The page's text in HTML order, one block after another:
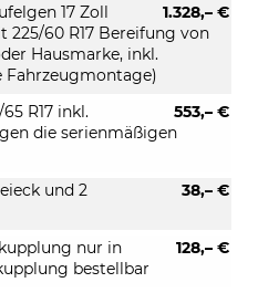
1.328,– €
17 Zoll
225/60 R17 Bereifung von
Hausmarke, inkl.
Fahrzeugmontage)
553,– €
R17 inkl.
die serienmäßigen
38,– €
und 2
128,– €
nur in
bestellbar